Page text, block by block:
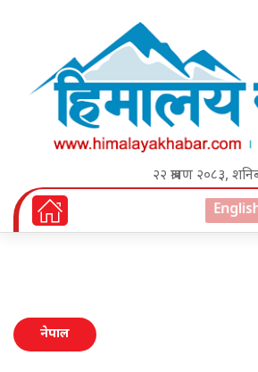
२२ श्रावण २०८३,
नेपाल